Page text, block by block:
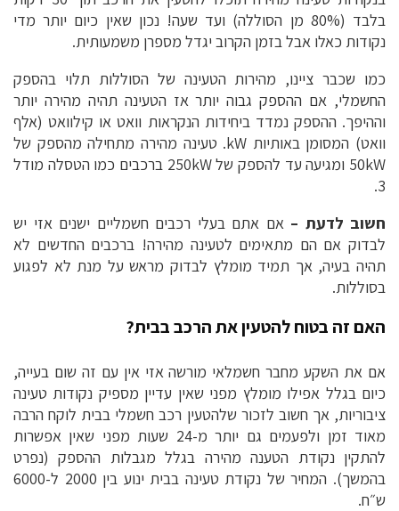
בלבד (80% מן הסוללה) ועד שעה! נכון שאין כיום יותר מדי
נקודות כאלו אבל בזמן הקרוב יגדל מספרן משמעותית.
כמו שכבר ציינו, מהירות הטעינה של הסוללות תלוי בהספק
החשמלי, אם ההספק גבוה יותר אז הטעינה תהיה מהירה יותר
וההיפך. ההספק נמדד ביחידות הנקראות וואט או קילוואט (אלף
וואט) המסומן באותיות kW. טעינה מהירה מתחילה מהספק של
50kW ומגיעה עד להספק של 250kW ברכבים כמו הטסלה מודל
3.
חשוב לדעת – אם אתם בעלי רכבים חשמליים ישנים אזי יש
לבדוק אם הם מתאימים לטעינה מהירה! ברכבים החדשים לא
תהיה בעיה, אך תמיד מומלץ לבדוק מראש על מנת לא לפגוע
בסוללות.
האם זה בטוח להטעין את הרכב בבית?
אם את השקע מחבר חשמלאי מורשה אזי אין עם זה שום בעייה,
כיום בגלל אפילו מומלץ מפני שאין עדיין מספיק נקודות טעינה
ציבוריות, אך חשוב לזכור שלהטעין רכב חשמלי בבית לוקח הרבה
מאוד זמן ולפעמים גם יותר מ-24 שעות מפני שאין אפשרות
להתקין נקודת הטענה מהירה בגלל מגבלות ההספק (נפרט
בהמשך). המחיר של נקודת טעינה בבית ינוע בין 2000 ל-6000
ש״ח.